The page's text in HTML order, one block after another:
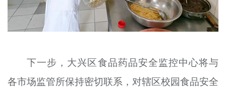
下一步，大兴区食品药品安全监控中心将与
各市场监管所保持密切联系，对辖区校园食品安全